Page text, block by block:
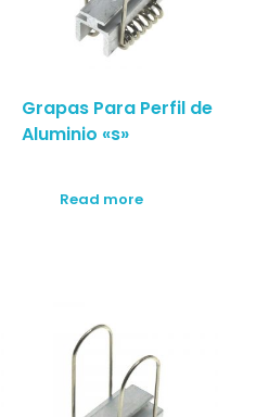
Grapas Para Perfil de
Aluminio «s»
Read more